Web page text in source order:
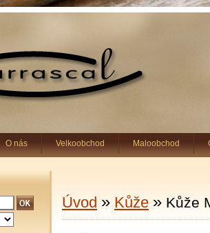
O nás Velkoobchod Maloobchod
Úvod » Kůže » Kůže